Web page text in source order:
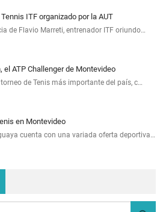
ITF organizado por la AUT
de Flavio Marreti, entrenador ITF oriundo…
el ATP Challenger de Montevideo
de Tenis más importante del país, c…
en Montevideo
cuenta con una variada oferta deportiva…